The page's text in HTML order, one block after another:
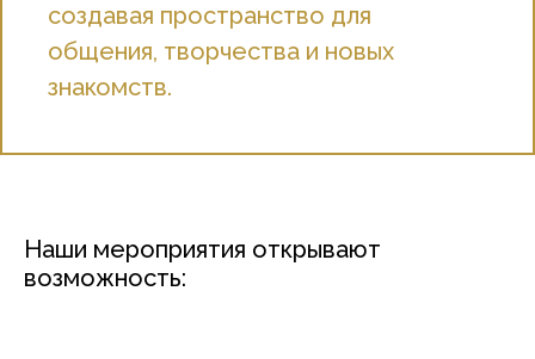
создавая пространство для
общения, творчества и новых
знакомств.
Наши мероприятия открывают
возможность: